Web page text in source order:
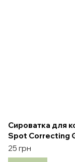
Сироватка для
Spot Correcting
25 грн